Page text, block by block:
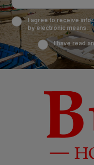
I agree to receive
by electronic means.
I have read